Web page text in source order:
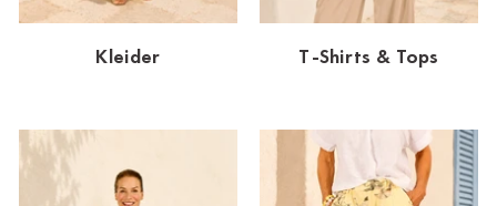
Dornbirn
Dortmund-Hombruch
Essen
HH-AEZ
Kleider T-Shirts & Tops